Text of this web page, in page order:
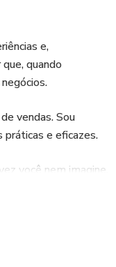
e,
quando
vendas. Sou
e eficazes.
você nem imagine.
dar o próximo passo